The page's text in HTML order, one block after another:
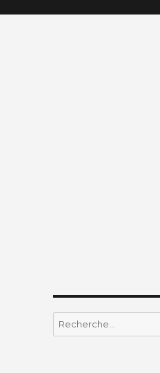
Recherche
pour